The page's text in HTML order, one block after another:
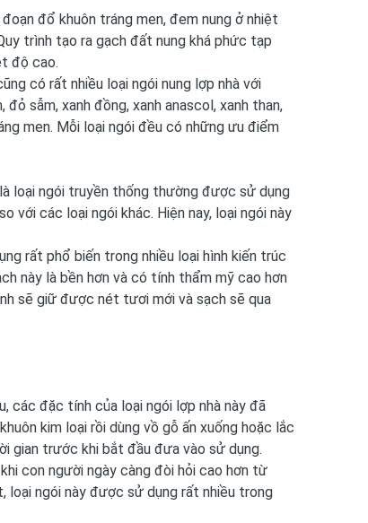
đổ khuôn tráng men, đem nung ở nhiệt
trình tạo ra gạch đất nung khá phức tạp
độ cao.
có rất nhiều loại ngói nung lợp nhà với
sẫm, xanh đồng, xanh anascol, xanh than,
men. Mỗi loại ngói đều có những ưu điểm
loại ngói truyền thống thường được sử dụng
với các loại ngói khác. Hiện nay, loại ngói này
rất phổ biến trong nhiều loại hình kiến ​​trúc
này là bền hơn và có tính thẩm mỹ cao hơn
sẽ giữ được nét tươi mới và sạch sẽ qua
các đặc tính của loại ngói lợp nhà này đã
kim loại rồi dùng vồ gỗ ấn xuống hoặc lắc
gian trước khi bắt đầu đưa vào sử dụng.
con người ngày càng đòi hỏi cao hơn từ
ngói này được sử dụng rất nhiều trong